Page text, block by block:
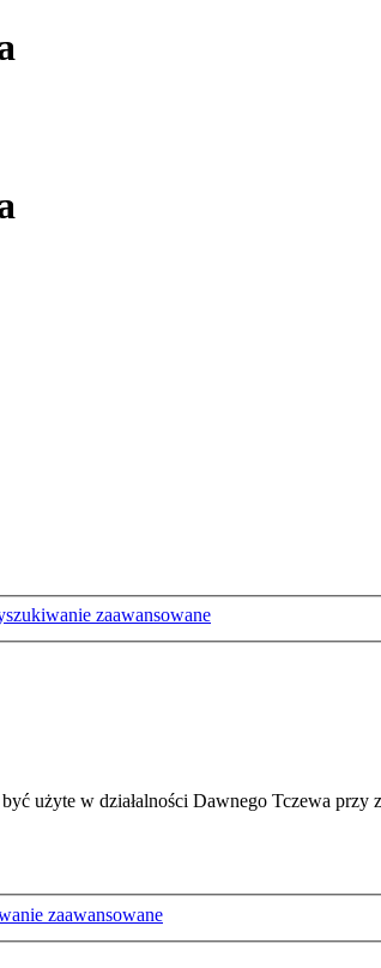
zaawansowane
użyte w działalności Dawnego Tczewa przy
zaawansowane